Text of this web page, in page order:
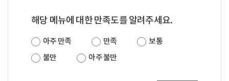
해당 메뉴에 대한 만족도를 알려주세요.
아주 만족 만족
보통
불만
아주 불만